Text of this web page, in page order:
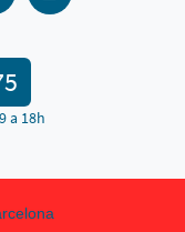
a 18h